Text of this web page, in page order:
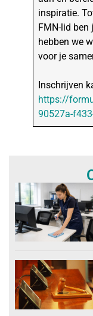
inspiratie.
FMN-lid ben
hebben we
voor je
Inschrijven
https://
90527a-